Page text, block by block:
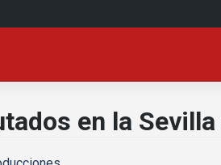
en la Sevilla